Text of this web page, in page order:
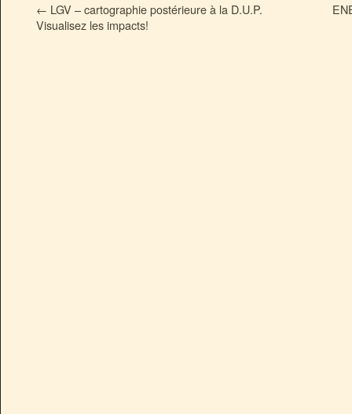
← LGV – cartographie postérieure à la D.U.P.
Visualisez les impacts!